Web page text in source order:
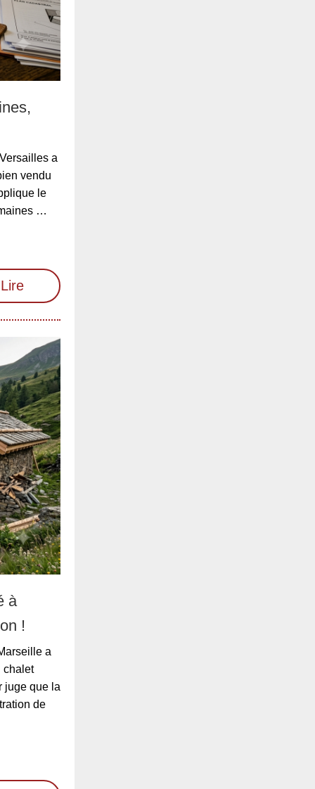
a
vendu
le
…
Lire
à
!
a
chalet
juge que la
de